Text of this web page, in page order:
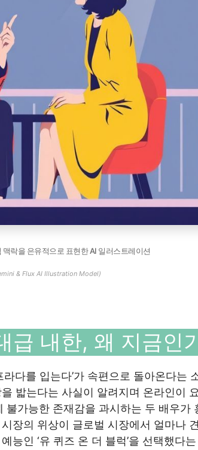
락을 은유적으로 표현한 AI 일러스트레이션
& Flux AI Illustration Model)
급 내한, 왜 지금인
다를 입는다’가 속편으로 돌아온다는
밟는다는 사실이 알려지며 온라인이
가능한 존재감을 과시하는 두 배우가
장의 위상이 글로벌 시장에서 얼마나
능인 ‘유 퀴즈 온 더 블럭’을 선택했다